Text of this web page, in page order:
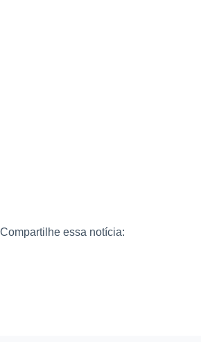
Compartilhe essa notícia: